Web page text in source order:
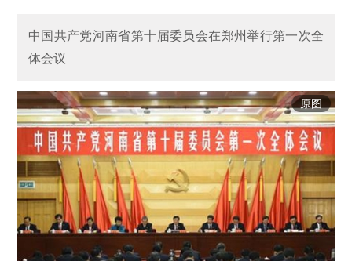
中国共产党河南省第十届委员会在郑州举行第一次全
体会议
原图